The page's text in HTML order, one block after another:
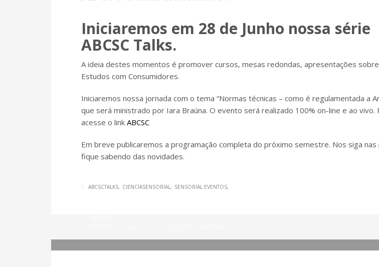
Iniciaremos em 28 de Junho nossa série
ABCSC Talks.
A ideia destes momentos é promover cursos, mesas redondas, apresentações sobre
Estudos com Consumidores.
Iniciaremos nossa jornada com o tema “Normas técnicas – como é regulamentada a
que será ministrado por Iara Braúna. O evento será realizado 100% on-line e ao vivo.
acesse o link ABCSC
Em breve publicaremos a programação completa do próximo semestre. Nos siga nas
fique sabendo das novidades.
ABCSCTALKS CIENCIASENSORIAL SENSORIAL EVENTOS